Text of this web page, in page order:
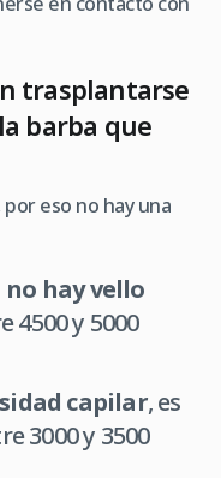
trasplantarse
barba que
eso no hay una
no hay vello
4500 y 5000
capilar, es
3000 y 3500